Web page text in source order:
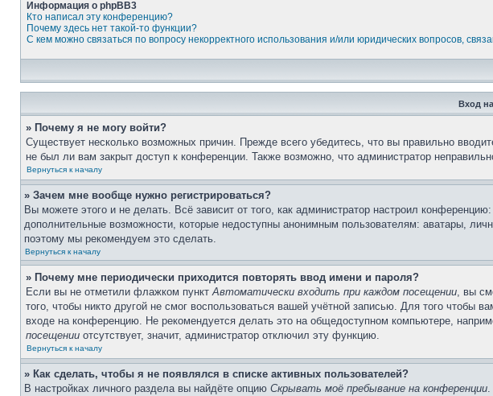
Информация о phpBB3
Кто написал эту конференцию?
Почему здесь нет такой-то функции?
С кем можно связаться по вопросу некорректного использования и/или юридических вопросов,
Вход
» Почему я не могу войти?
Существует несколько возможных причин. Прежде всего убедитесь, что вы правильно
не был ли вам закрыт доступ к конференции. Также возможно, что администратор
Вернуться к началу
» Зачем мне вообще нужно регистрироваться?
Вы можете этого и не делать. Всё зависит от того, как администратор настроил
дополнительные возможности, которые недоступны анонимным пользователям: аватары,
поэтому мы рекомендуем это сделать.
Вернуться к началу
» Почему мне периодически приходится повторять ввод имени и пароля?
Если вы не отметили флажком пунктАвтоматически входить при каждом посещении, вы
того, чтобы никто другой не смог воспользоваться вашей учётной записью. Для того
входе на конференцию. Не рекомендуется делать это на общедоступном компьютере,
посещении отсутствует, значит, администратор отключил эту функцию.
Вернуться к началу
» Как сделать, чтобы я не появлялся в списке активных пользователей?
В настройках личного раздела вы найдёте опцию Скрывать моё пребывание на конференции.